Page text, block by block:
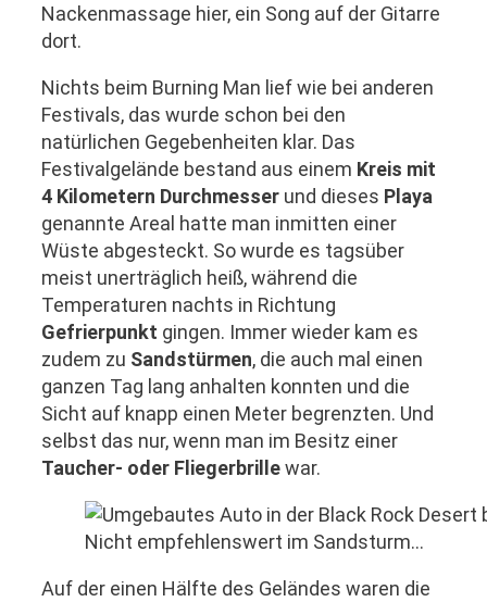
Nackenmassage hier, ein Song auf der Gitarre
dort.
Nichts beim Burning Man lief wie bei anderen
Festivals, das wurde schon bei den
natürlichen Gegebenheiten klar. Das
Festivalgelände bestand aus einem Kreis mit
4 Kilometern Durchmesser und dieses Playa
genannte Areal hatte man inmitten einer
Wüste abgesteckt. So wurde es tagsüber
meist unerträglich heiß, während die
Temperaturen nachts in Richtung
Gefrierpunkt gingen. Immer wieder kam es
zudem zu Sandstürmen, die auch mal einen
ganzen Tag lang anhalten konnten und die
Sicht auf knapp einen Meter begrenzten. Und
selbst das nur, wenn man im Besitz einer
Taucher- oder Fliegerbrillewar.
Nicht empfehlenswert im Sandsturm…
Auf der einen Hälfte des Geländes waren die